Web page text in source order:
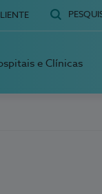
e Clínicas